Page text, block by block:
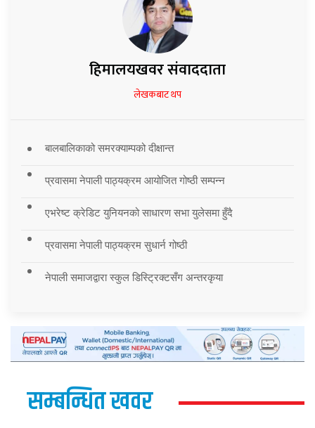
हिमालयखवर संवाददाता
लेखकबाट थप
बालबालिकाको समरक्याम्पको दीक्षान्त
प्रवासमा नेपाली पाठ्यक्रम आयोजित गोष्ठी सम्पन्न
एभरेष्ट क्रेडिट युनियनको साधारण सभा युलेसमा हुँदै
प्रवासमा नेपाली पाठ्यक्रम सुधार्न गोष्ठी
नेपाली समाजद्वारा स्कुल डिस्ट्रिक्टसँग अन्तरकृया
सम्बन्धित खवर